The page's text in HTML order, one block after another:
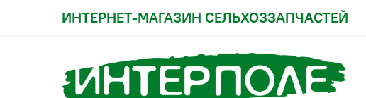
ИНТЕРНЕТ-МАГАЗИН СЕЛЬХОЗЗАПЧАСТЕЙ